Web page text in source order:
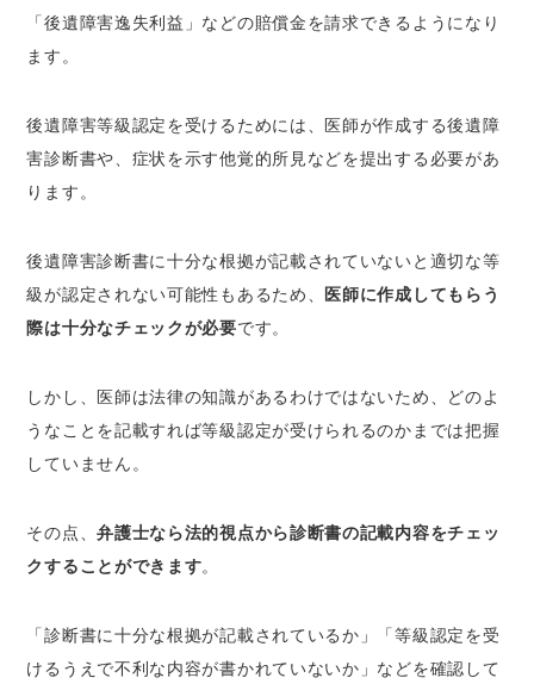
「後遺障害逸失利益」などの賠償金を請求できるようになり
ます。
後遺障害等級認定を受けるためには、医師が作成する後遺障
害診断書や、症状を示す他覚的所見などを提出する必要があ
ります。
後遺障害診断書に十分な根拠が記載されていないと適切な等
級が認定されない可能性もあるため、 医師に作成してもらう
際は十分なチェックが必要です。
しかし、医師は法律の知識があるわけではないため、どのよ
うなことを記載すれば等級認定が受けられるのかまでは把握
していません。
その点、弁護士なら法的視点から診断書の記載内容をチェッ
クすることができます。
「診断書に十分な根拠が記載されているか」「等級認定を受
けるうえで不利な内容が書かれていないか」などを確認して